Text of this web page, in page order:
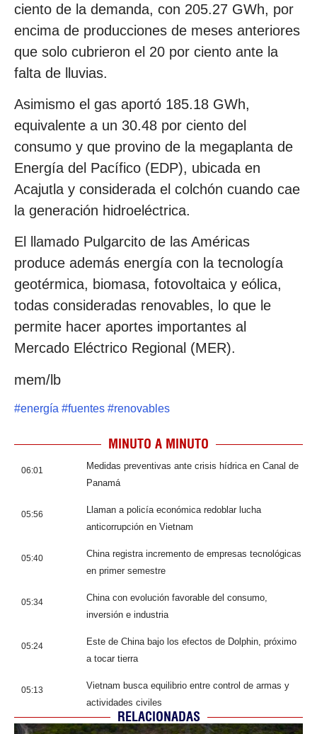
ciento de la demanda, con 205.27 GWh, por
encima de producciones de meses anteriores
que solo cubrieron el 20 por ciento ante la
falta de lluvias.
Asimismo el gas aportó 185.18 GWh,
equivalente a un 30.48 por ciento del
consumo y que provino de la megaplanta de
Energía del Pacífico (EDP), ubicada en
Acajutla y considerada el colchón cuando cae
la generación hidroeléctrica.
El llamado Pulgarcito de las Américas
produce además energía con la tecnología
geotérmica, biomasa, fotovoltaica y eólica,
todas consideradas renovables, lo que le
permite hacer aportes importantes al
Mercado Eléctrico Regional (MER).
mem/lb
#energía #fuentes #renovables
MINUTO A MINUTO
06:01
Medidas preventivas ante crisis hídrica en Canal de
Panamá
05:56
Llaman a policía económica redoblar lucha
anticorrupción en Vietnam
05:40
China registra incremento de empresas tecnológicas
en primer semestre
05:34
China con evolución favorable del consumo,
inversión e industria
05:24
Este de China bajo los efectos de Dolphin, próximo
a tocar tierra
05:13
Vietnam busca equilibrio entre control de armas y
actividades civiles
RELACIONADAS